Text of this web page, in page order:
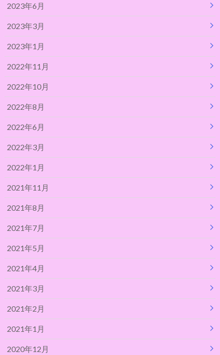
2023年6月
2023年3月
2023年1月
2022年11月
2022年10月
2022年8月
2022年6月
2022年3月
2022年1月
2021年11月
2021年8月
2021年7月
2021年5月
2021年4月
2021年3月
2021年2月
2021年1月
2020年12月